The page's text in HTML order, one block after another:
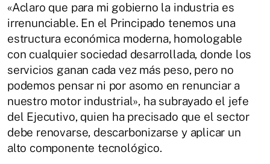
«Aclaro que para mi gobierno la industria es
irrenunciable. En el Principado tenemos una
estructura económica moderna, homologable
con cualquier sociedad desarrollada, donde los
servicios ganan cada vez más peso, pero no
podemos pensar ni por asomo en renunciar a
nuestro motor industrial», ha subrayado el jefe
del Ejecutivo, quien ha precisado que el sector
debe renovarse, descarbonizarse y aplicar un
alto componente tecnológico.